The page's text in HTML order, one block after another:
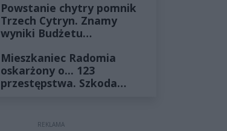
Powstanie chytry pomnik
Trzech Cytryn. Znamy
wyniki Budżetu
Mieszkaniec Radomia
oskarżony o... 123
przestępstwa. Szkoda
REKLAMA